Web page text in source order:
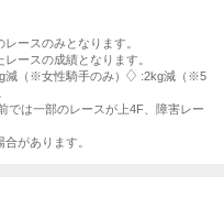
ースのみとなります。
ースの成績となります。
減（※女性騎手のみ）
:2kg減（※5
では一部のレースが上4F、障害レー
があります。